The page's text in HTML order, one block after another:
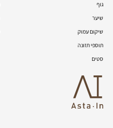
גוף
שיער
שיקום עמוק
תוספי תזונה
סטים